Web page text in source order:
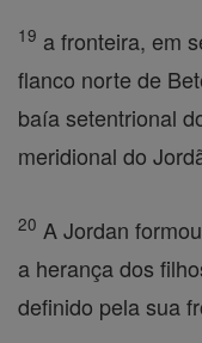
19 a fronteira, em
flanco norte de
baía setentrional
meridional do
20 A Jordan
a herança dos
definido pela sua